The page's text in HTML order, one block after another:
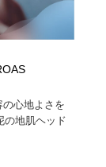
心地よさを
の地肌ヘッド